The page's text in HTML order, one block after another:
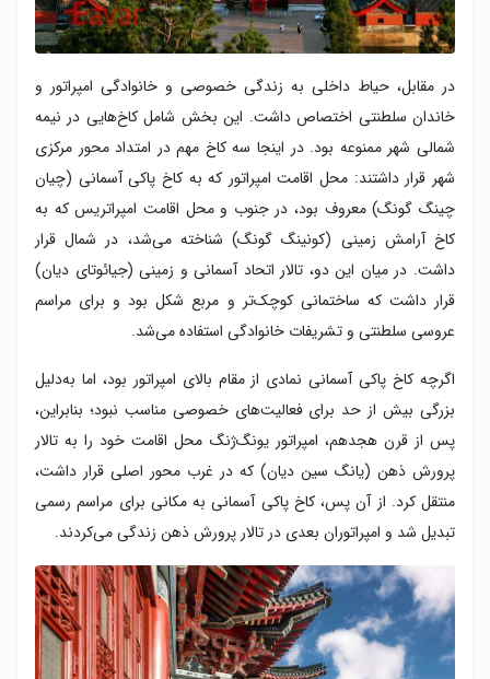
در مقابل، حیاط داخلی به زندگی خصوصی و خانوادگی امپراتور و
خاندان سلطنتی اختصاص داشت. این بخش شامل کاخ‌هایی در نیمه
شمالی شهر ممنوعه بود. در اینجا سه کاخ مهم در امتداد محور مرکزی
شهر قرار داشتند: محل اقامت امپراتور که به کاخ پاکی آسمانی (چیان
چینگ گونگ) معروف بود، در جنوب و محل اقامت امپراتریس که به
کاخ آرامش زمینی (کونینگ گونگ) شناخته می‌شد، در شمال قرار
داشت. در میان این دو، تالار اتحاد آسمانی و زمینی (جیائوتای دیان)
قرار داشت که ساختمانی کوچک‌تر و مربع شکل بود و برای مراسم
عروسی سلطنتی و تشریفات خانوادگی استفاده می‌شد.
اگرچه کاخ پاکی آسمانی نمادی از مقام بالای امپراتور بود، اما به‌دلیل
بزرگی بیش از حد برای فعالیت‌های خصوصی مناسب نبود؛ بنابراین،
پس از قرن هجدهم، امپراتور یونگ‌ژنگ محل اقامت خود را به تالار
پرورش ذهن (یانگ‌ سین دیان) که در غرب محور اصلی قرار داشت،
منتقل کرد. از آن پس، کاخ پاکی آسمانی به مکانی برای مراسم رسمی
تبدیل شد و امپراتوران بعدی در تالار پرورش ذهن زندگی می‌کردند.